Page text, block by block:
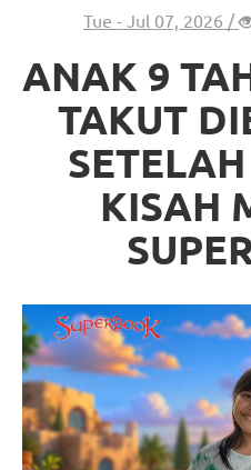
Tue - Jul 07, 2026 /
ANAK 9
TAKUT
KISAH